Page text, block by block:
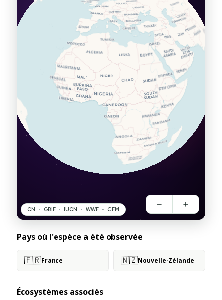
Pays où l'espèce a été observée
🇫🇷France 🇳🇿Nouvelle-Zélande
Écosystèmes associés